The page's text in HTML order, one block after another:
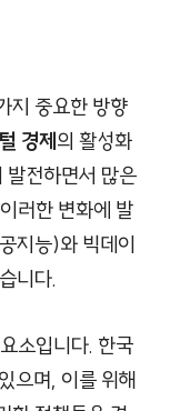
지 중요한 방향
경제의 활성화
발전하면서 많은
러한 변화에 발
지능)와 빅데이
니다.
소입니다. 한국
으며, 이를 위해